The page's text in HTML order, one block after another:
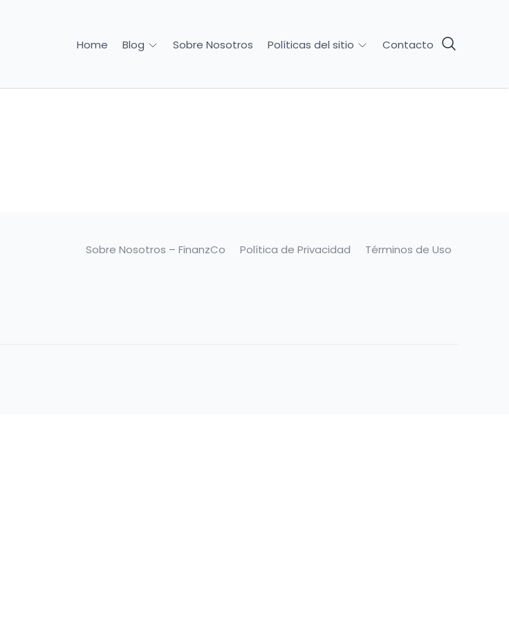
Home Blog Sobre Nosotros Políticas del sitio Contacto
Sobre Nosotros – FinanzCo Política de Privacidad Términos de Uso